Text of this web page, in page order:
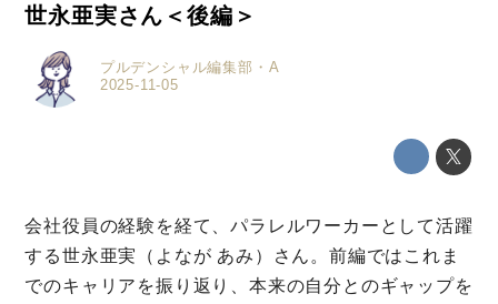
世永亜実さん＜後編＞
2025-11-05
プルデンシャル編集部・A
会社役員の経験を経て、パラレルワーカーとして活躍
する世永亜実（よなが あみ）さん。前編ではこれま
でのキャリアを振り返り、本来の自分とのギャップを